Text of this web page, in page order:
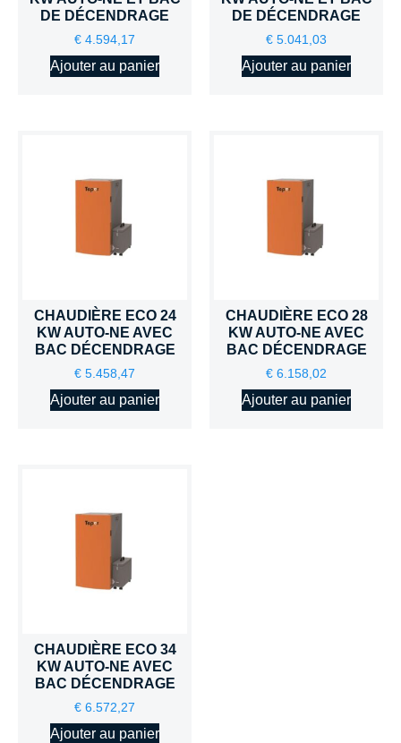
DE DÉCENDRAGE
€ 4.594,17
Ajouter au panier
DE DÉCENDRAGE
€ 5.041,03
Ajouter au panier
CHAUDIÈRE ECO 24
KW AUTO-NE AVEC
BAC DÉCENDRAGE
€ 5.458,47
Ajouter au panier
CHAUDIÈRE ECO 28
KW AUTO-NE AVEC
BAC DÉCENDRAGE
€ 6.158,02
Ajouter au panier
CHAUDIÈRE ECO 34
KW AUTO-NE AVEC
BAC DÉCENDRAGE
€ 6.572,27
Ajouter au panier